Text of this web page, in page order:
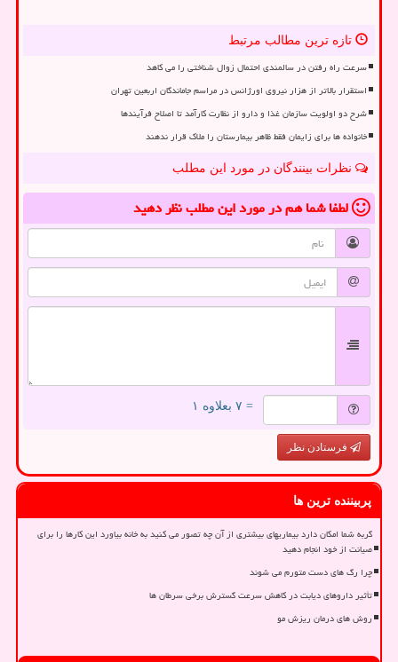
تازه ترین مطالب مرتبط
سرعت راه رفتن در سالمندی احتمال زوال شناختی را می کاهد
استقرار بالاتر از هزار نیروی اورژانس در مراسم جاماندگان اربعین تهران
شرح دو اولویت سازمان غذا و دارو از نظارت کارآمد تا اصلاح فرآیندها
خانواده ها برای زایمان فقط ظاهر بیمارستان را ملاک قرار ندهند
نظرات بینندگان در مورد این مطلب
لطفا شما همدر مورد این مطلبنظر دهید
= ۷ بعلاوه ۱
فرستادن نظر
پربیننده ترین ها
گربه شما امکان دارد بیماریهای بیشتری از آن چه تصور می کنید به خانه بیاورد این کارها را برای
صیانت از خود انجام دهید
چرا رگ های دست متورم می شوند
تأثیر داروهای دیابت در کاهش سرعت گسترش برخی سرطان ها
روش های درمان ریزش مو